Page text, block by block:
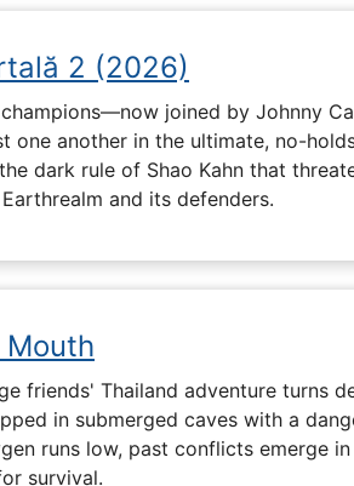
2 (2026)
joined by Johnny
one another in the ultimate, no-
dark rule of Shao Kahn that
and its defenders.
Mouth
friends' Thailand adventure turns
in submerged caves with a
runs low, past conflicts emerge
survival.